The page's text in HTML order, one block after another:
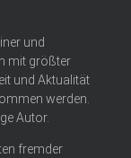
und
mit größter
und Aktualität
werden.
Autor.
fremder